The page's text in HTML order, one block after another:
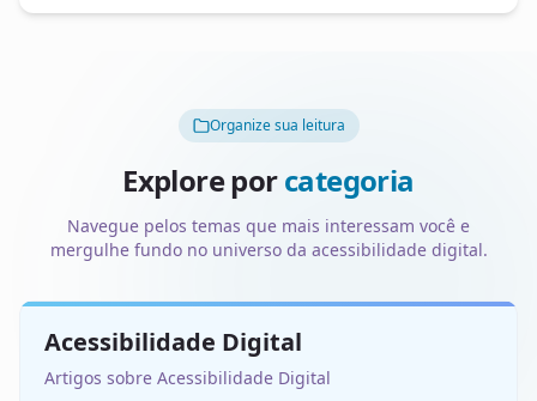
Organize sua leitura
Explore porcategoria
Navegue pelos temas que mais interessam você e
mergulhe fundo no universo da acessibilidade digital.
Acessibilidade Digital
Artigos sobre Acessibilidade Digital